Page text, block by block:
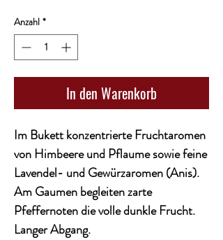
pro
1
Liter
Anzahl *
In den Warenkorb
Im Bukett konzentrierte Fruchtaromen
von Himbeere und Pflaume sowie feine
Lavendel- und Gewürzaromen (Anis).
Am Gaumen begleiten zarte
Pfeffernoten die volle dunkle Frucht.
Langer Abgang.